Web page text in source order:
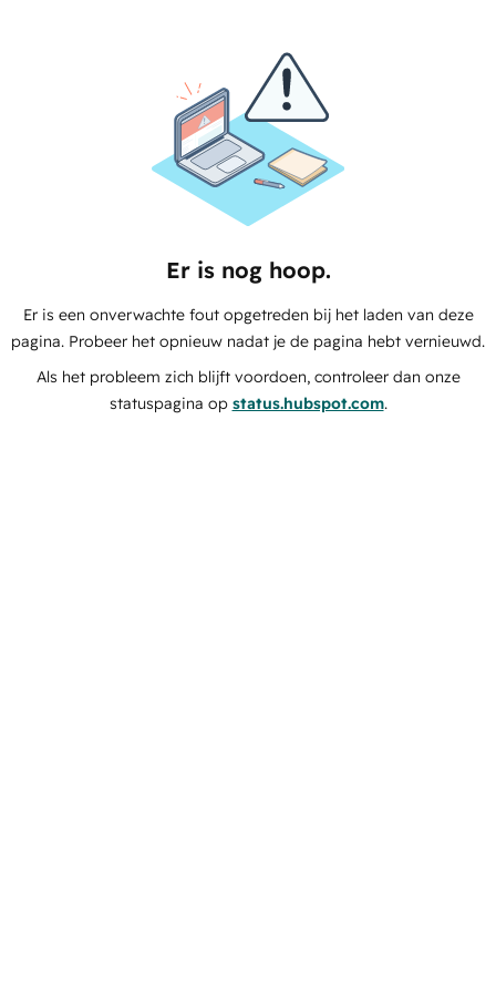
Er is nog hoop.
Er is een onverwachte fout opgetreden bij het laden van deze
pagina. Probeer het opnieuw nadat je de pagina hebt vernieuwd.
Als het probleem zich blijft voordoen, controleer dan onze
statuspagina op status.hubspot.com.